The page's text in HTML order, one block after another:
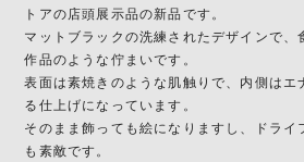
トアの店頭展示品の新品です。
マットブラックの洗練されたデザインで、
作品のような佇まいです。
表面は素焼きのような肌触りで、内側はエ
る仕上げになっています。
そのまま飾っても絵になりますし、ドライ
も素敵です。